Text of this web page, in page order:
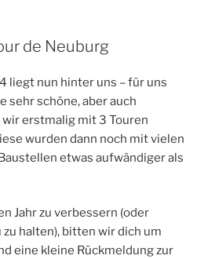
de Neuburg
liegt nun hinter uns – für uns
sehr schöne, aber auch
erstmalig mit 3 Touren
wurden dann noch mit vielen
etwas aufwändiger als
Jahr zu verbessern (oder
halten), bitten wir dich um
eine kleine Rückmeldung zur